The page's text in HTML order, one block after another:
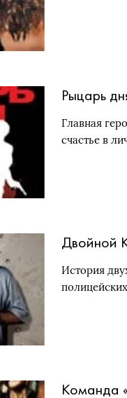
Рыцарь
Главная
счастье в
Двойной
История
Команда